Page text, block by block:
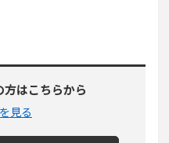
方はこちらから
見る